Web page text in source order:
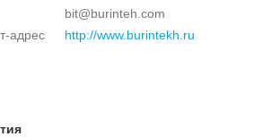
bit@burinteh.com
адрес
http://www.burintekh.ru